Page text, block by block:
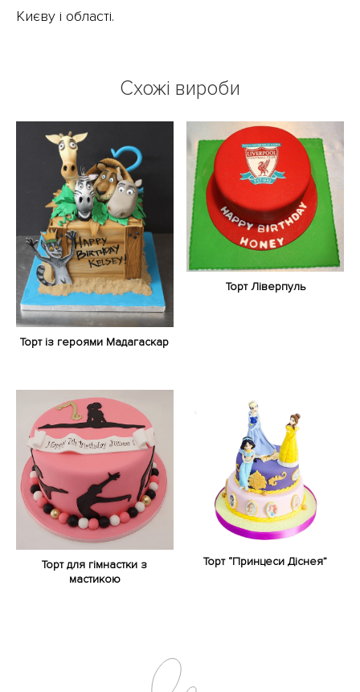
Києву і області.
Схожі вироби
Торт із героями Мадагаскар
Торт Ліверпуль
Торт для гімнастки з
мастикою
Торт “Принцеси Діснея”